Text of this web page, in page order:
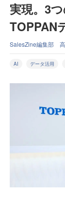
実現。3
TOPPAN
SalesZine編集部
AI データ活用